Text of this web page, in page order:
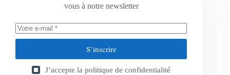
vous à notre newsletter
S’inscrire
J’accepte la politique de confidentialité